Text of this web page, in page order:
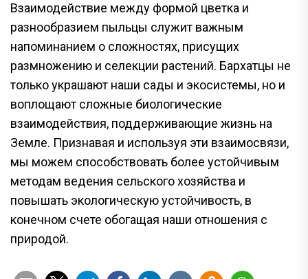
Взаимодействие между формой цветка и
разнообразием пыльцы служит важным
напоминанием о сложностях, присущих
размножению и селекции растений. Бархатцы не
только украшают наши сады и экосистемы, но и
воплощают сложные биологические
взаимодействия, поддерживающие жизнь на
Земле. Признавая и используя эти взаимосвязи,
мы можем способствовать более устойчивым
методам ведения сельского хозяйства и
повышать экологическую устойчивость, в
конечном счете обогащая наши отношения с
природой.